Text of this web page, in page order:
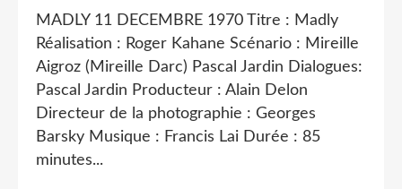
MADLY 11 DECEMBRE 1970 Titre : Madly
Réalisation : Roger Kahane Scénario : Mireille
Aigroz (Mireille Darc) Pascal Jardin Dialogues:
Pascal Jardin Producteur : Alain Delon
Directeur de la photographie : Georges
Barsky Musique : Francis Lai Durée : 85
minutes...